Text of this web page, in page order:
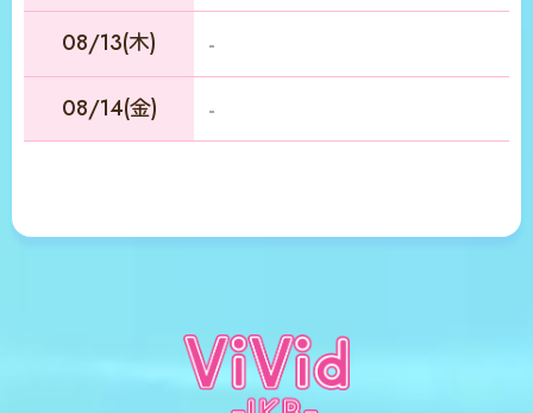
08/13(木) -
08/14(金) -